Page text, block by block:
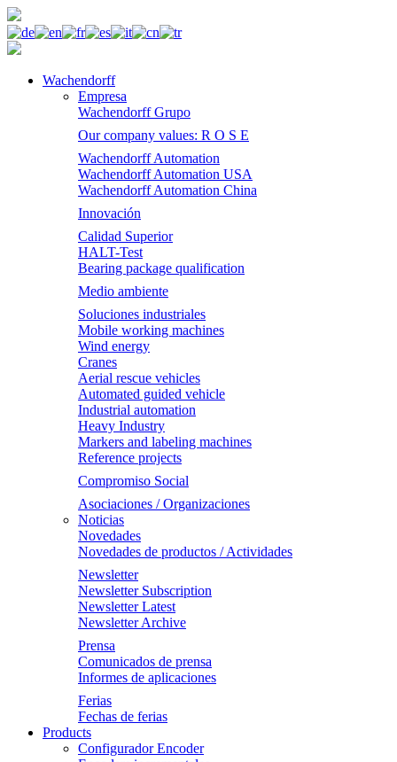
Wachendorff
Empresa
Wachendorff Grupo
Our company values: R O S E
Wachendorff Automation
Wachendorff Automation USA
Wachendorff Automation China
Innovación
Calidad Superior
HALT-Test
Bearing package qualification
Medio ambiente
Soluciones industriales
Mobile working machines
Wind energy
Cranes
Aerial rescue vehicles
Automated guided vehicle
Industrial automation
Heavy Industry
Markers and labeling machines
Reference projects
Compromiso Social
Asociaciones / Organizaciones
Noticias
Novedades
Novedades de productos / Actividades
Newsletter
Newsletter Subscription
Newsletter Latest
Newsletter Archive
Prensa
Comunicados de prensa
Informes de aplicaciones
Ferias
Fechas de ferias
Products
Configurador Encoder